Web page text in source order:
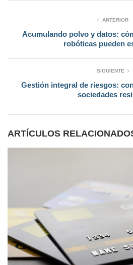
ANTERIOR
Acumulando polvo y datos:
robóticas pueden
SIGUIENTE
Gestión integral de riesgos:
sociedades
ARTÍCULOS